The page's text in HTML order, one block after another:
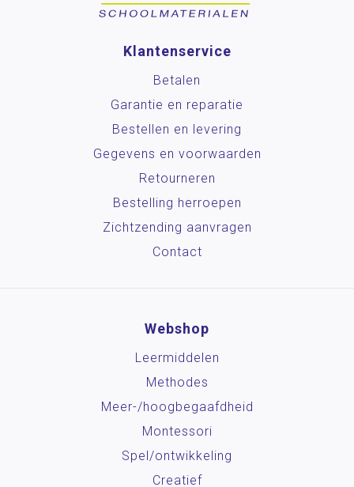
Klantenservice
Betalen
Garantie en reparatie
Bestellen en levering
Gegevens en voorwaarden
Retourneren
Bestelling herroepen
Zichtzending aanvragen
Contact
Webshop
Leermiddelen
Methodes
Meer-/hoog­begaafdheid
Montessori
Spel/ontwikkeling
Creatief